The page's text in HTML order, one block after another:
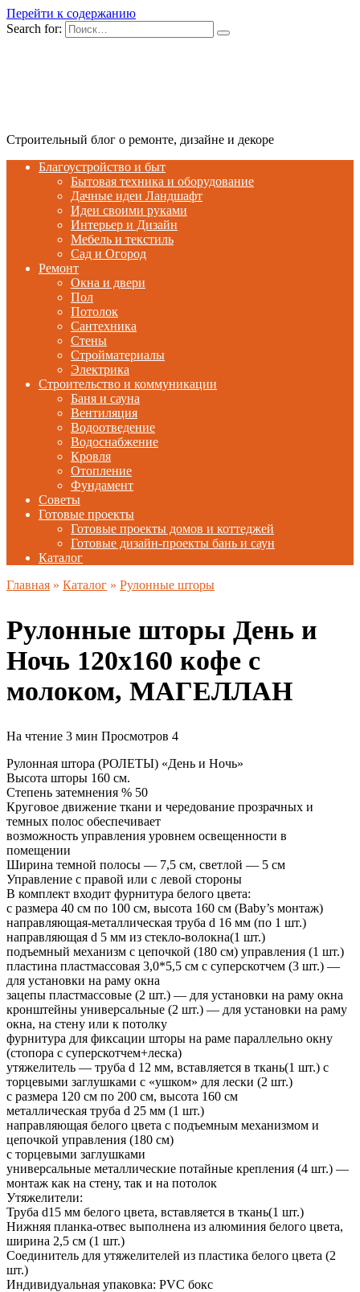
Перейти к содержанию
Search for:
Строительный блог о ремонте, дизайне и декоре
Благоустройство и быт
Бытовая техника и оборудование
Дачные идеи Ландшафт
Идеи своими руками
Интерьер и Дизайн
Мебель и текстиль
Сад и Огород
Ремонт
Окна и двери
Пол
Потолок
Сантехника
Стены
Стройматериалы
Электрика
Строительство и коммуникации
Баня и сауна
Вентиляция
Водоотведение
Водоснабжение
Кровля
Отопление
Фундамент
Советы
Готовые проекты
Готовые проекты домов и коттеджей
Готовые дизайн-проекты бань и саун
Каталог
Главная » Каталог » Рулонные шторы
Рулонные шторы День и
Ночь 120х160 кофе с
молоком, МАГЕЛЛАН
На чтение 3 мин Просмотров 4
Рулонная штора (РОЛЕТЫ) «День и Ночь»
Высота шторы 160 см.
Степень затемнения % 50
Круговое движение ткани и чередование прозрачных и
темных полос обеспечивает
возможность управления уровнем освещенности в
помещении
Ширина темной полосы — 7,5 см, светлой — 5 см
Управление с правой или с левой стороны
В комплект входит фурнитура белого цвета:
с размера 40 см по 100 см, высота 160 см (Baby’s монтаж)
направляющая-металлическая труба d 16 мм (по 1 шт.)
направляющая d 5 мм из стекло-волокна(1 шт.)
подъемный механизм с цепочкой (180 см) управления (1 шт.)
пластина пластмассовая 3,0*5,5 см с суперскотчем (3 шт.) —
для установки на раму окна
зацепы пластмассовые (2 шт.) — для установки на раму окна
кронштейны универсальные (2 шт.) — для установки на раму
окна, на стену или к потолку
фурнитура для фиксации шторы на раме параллельно окну
(стопора с суперскотчем+леска)
утяжелитель — труба d 12 мм, вставляется в ткань(1 шт.) с
торцевыми заглушками с «ушком» для лески (2 шт.)
с размера 120 см по 200 см, высота 160 см
металлическая труба d 25 мм (1 шт.)
направляющая белого цвета с подъемным механизмом и
цепочкой управления (180 см)
с торцевыми заглушками
универсальные металлические потайные крепления (4 шт.) —
монтаж как на стену, так и на потолок
Утяжелители:
Труба d15 мм белого цвета, вставляется в ткань(1 шт.)
Нижняя планка-отвес выполнена из алюминия белого цвета,
ширина 2,5 см (1 шт.)
Соединитель для утяжелителей из пластика белого цвета (2
шт.)
Индивидуальная упаковка: PVC бокс